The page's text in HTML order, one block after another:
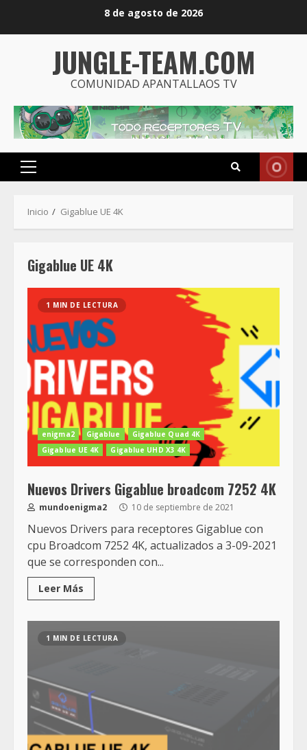
8 de agosto de 2026
JUNGLE-TEAM.COM
COMUNIDAD APANTALLAOS TV
Menú
Inicio Gigablue UE 4K
Gigablue UE 4K
1 MIN DE LECTURA
enigma2 Gigablue
Gigablue Quad 4K
Gigablue UE 4K
Gigablue UHD X3 4K
Nuevos Drivers Gigablue broadcom 7252 4K
mundoenigma2 10 de septiembre de 2021
Nuevos Drivers para receptores Gigablue con
cpu Broadcom 7252 4K, actualizados a 3-09-2021
que se corresponden con...
Leer Más
1 MIN DE LECTURA